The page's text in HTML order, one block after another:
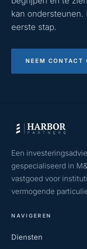
kan ondersteunen.
eerste stap.
NEEM CONTACT
Een
gespecialiseerd in
vastgoed voor
vermogende
NAVIGEREN
Diensten